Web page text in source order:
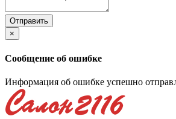
×
Сообщение об ошибке
Информация об ошибке успешно